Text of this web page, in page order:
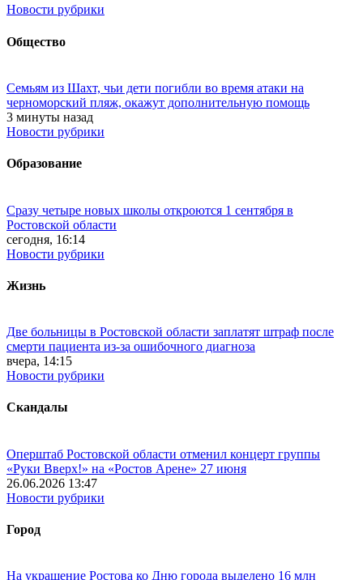
Новости рубрики
Общество
Семьям из Шахт, чьи дети погибли во время атаки на
черноморский пляж, окажут дополнительную помощь
3 минуты назад
Новости рубрики
Образование
Сразу четыре новых школы откроются 1 сентября в
Ростовской области
сегодня, 16:14
Новости рубрики
Жизнь
Две больницы в Ростовской области заплатят штраф после
смерти пациента из-за ошибочного диагноза
вчера, 14:15
Новости рубрики
Скандалы
Оперштаб Ростовской области отменил концерт группы
«Руки Вверх!» на «Ростов Арене» 27 июня
26.06.2026 13:47
Новости рубрики
Город
На украшение Ростова ко Дню города выделено 16 млн